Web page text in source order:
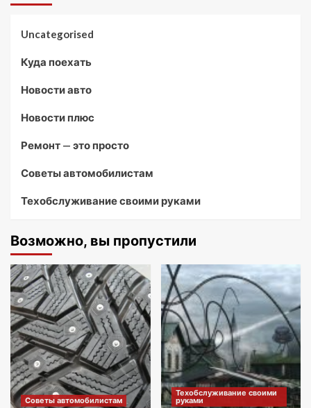
Uncategorised
Куда поехать
Новости авто
Новости плюс
Ремонт — это просто
Советы автомобилистам
Техобслуживание своими руками
Возможно, вы пропустили
Советы автомобилистам
Техобслуживание своими
руками